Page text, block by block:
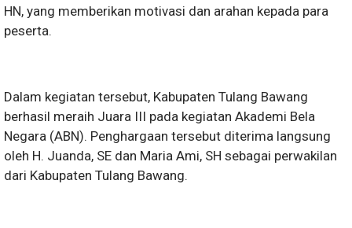
HN, yang memberikan motivasi dan arahan kepada para
peserta.
Dalam kegiatan tersebut, Kabupaten Tulang Bawang
berhasil meraih Juara III pada kegiatan Akademi Bela
Negara (ABN). Penghargaan tersebut diterima langsung
oleh H. Juanda, SE dan Maria Ami, SH sebagai perwakilan
dari Kabupaten Tulang Bawang.